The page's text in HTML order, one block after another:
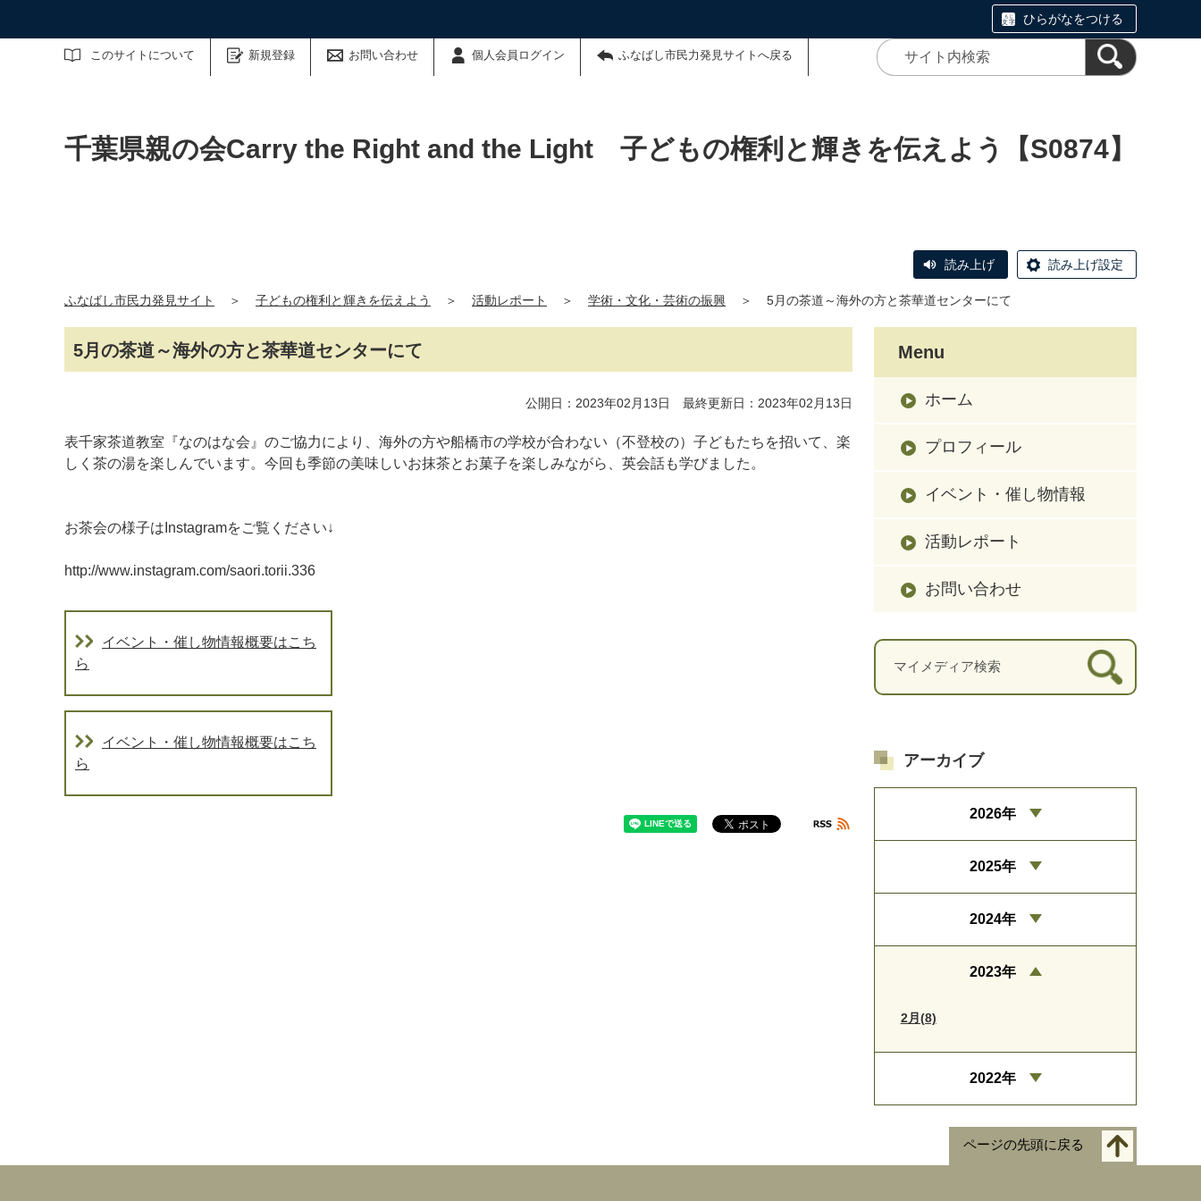
ひらがなをつける
このサイトについて 新規登録 お問い合わせ 個人会員ログイン ふなばし市民力発見サイトへ戻る
サイト内検索
千葉県親の会Carry the Right and the Light 子どもの権利と輝きを伝えよう【S0874】
読み上げ 読み上げ設定
ふなばし市民力発見サイト ＞ 子どもの権利と輝きを伝えよう ＞ 活動レポート ＞ 学術・文化・芸術の振興 ＞ 5月の茶道～海外の方と茶華道センターにて
5月の茶道～海外の方と茶華道センターにて
公開日：2023年02月13日 最終更新日：2023年02月13日
表千家茶道教室『なのはな会』のご協力により、海外の方や船橋市の学校が合わない（不登校の）子どもたちを招いて、楽
しく茶の湯を楽しんでいます。今回も季節の美味しいお抹茶とお菓子を楽しみながら、英会話も学びました。
お茶会の様子はInstagramをご覧ください↓
http://www.instagram.com/saori.torii.336
イベント・催し物情報概要はこち
ら
イベント・催し物情報概要はこち
ら
Menu
ホーム
プロフィール
イベント・催し物情報
活動レポート
お問い合わせ
マイメディア検索
アーカイブ
2026年
2025年
2024年
2023年
2月(8)
2022年
ページの先頭に戻る